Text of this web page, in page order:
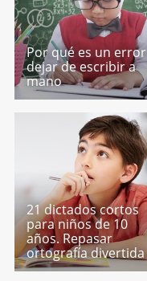
Por qué es un error
dejar de escribir a
mano
21 dictados cortos
para niños de 10
años. Repasar
ortografía divertida